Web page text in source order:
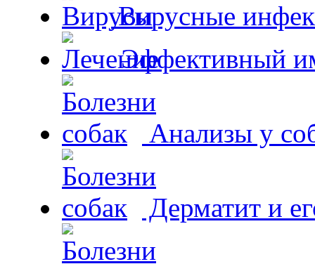
Вирусные
Эффективный
Анализы у
Дерматит и